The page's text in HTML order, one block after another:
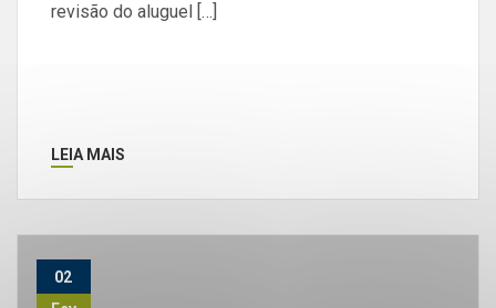
revisão do aluguel […]
LEIA MAIS
02